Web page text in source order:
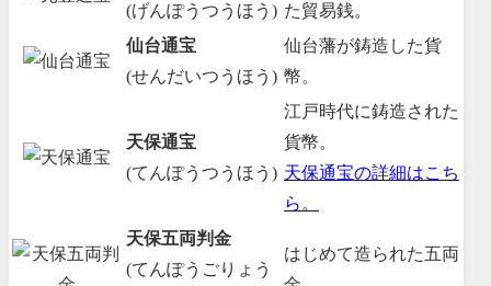
(げんぽうつうほう) た貿易銭。
仙台通宝
(せんだいつうほう)
仙台藩が鋳造した貨
幣。
天保通宝
(てんぽうつうほう)
江戸時代に鋳造された
貨幣。
天保通宝の詳細はこち
ら。
天保五両判金
(てんぽうごりょう
はじめて造られた五両